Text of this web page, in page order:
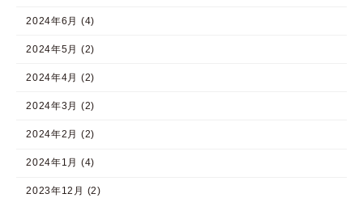
2024年6月 (4)
2024年5月 (2)
2024年4月 (2)
2024年3月 (2)
2024年2月 (2)
2024年1月 (4)
2023年12月 (2)